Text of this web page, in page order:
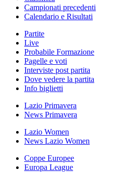
Campionati precedenti
Calendario e Risultati
Partite
Live
Probabile Formazione
Pagelle e voti
Interviste post partita
Dove vedere la partita
Info biglietti
Lazio Primavera
News Primavera
Lazio Women
News Lazio Women
Coppe Europee
Europa League